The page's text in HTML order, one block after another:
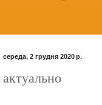
середа, 2 грудня 2020 р.
актуально